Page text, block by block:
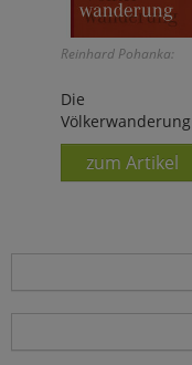
Reinhard Pohanka:
Die
Völkerwanderung
zum Artikel